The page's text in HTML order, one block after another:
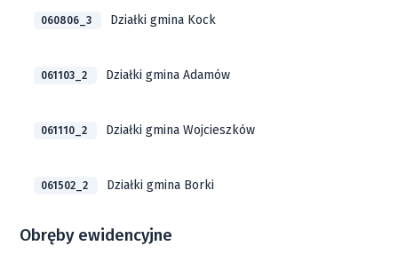
060806_3 Działki gmina Kock
061103_2 Działki gmina Adamów
061110_2 Działki gmina Wojcieszków
061502_2 Działki gmina Borki
Obręby ewidencyjne